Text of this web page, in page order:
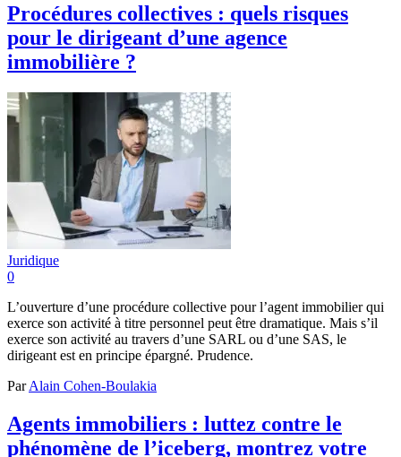
Procédures collectives : quels risques
pour le dirigeant d’une agence
immobilière ?
Juridique
0
L’ouverture d’une procédure collective pour l’agent immobilier qui
exerce son activité à titre personnel peut être dramatique. Mais s’il
exerce son activité au travers d’une SARL ou d’une SAS, le
dirigeant est en principe épargné. Prudence.
ParAlain Cohen-Boulakia
Agents immobiliers : luttez contre le
phénomène de l’iceberg, montrez votre